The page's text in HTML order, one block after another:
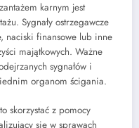
karnym jest
Sygnały ostrzegawcze
naciski finansowe lub inne
majątkowych. Ważne
sygnałów i
organom ścigania.
skorzystać z pomocy
się w sprawach